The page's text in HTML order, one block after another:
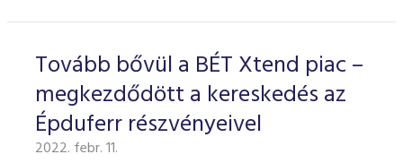
Tovább bővül a BÉT Xtend piac –
megkezdődött a kereskedés az
Épduferr részvényeivel
2022. febr. 11.